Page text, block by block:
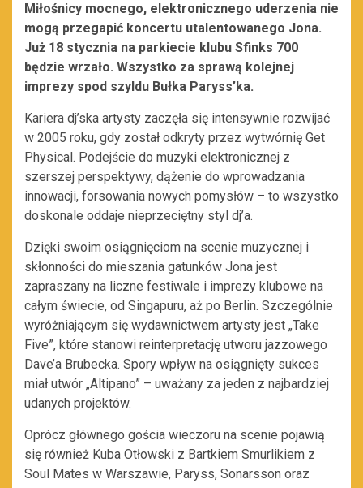
Miłośnicy mocnego, elektronicznego uderzenia nie
mogą przegapić koncertu utalentowanego Jona.
Już 18 stycznia na parkiecie klubu Sfinks 700
będzie wrzało. Wszystko za sprawą kolejnej
imprezy spod szyldu Bułka Paryss’ka.
Kariera dj’ska artysty zaczęła się intensywnie rozwijać
w 2005 roku, gdy został odkryty przez wytwórnię Get
Physical. Podejście do muzyki elektronicznej z
szerszej perspektywy, dążenie do wprowadzania
innowacji, forsowania nowych pomysłów – to wszystko
doskonale oddaje nieprzeciętny styl dj’a.
Dzięki swoim osiągnięciom na scenie muzycznej i
skłonności do mieszania gatunków Jona jest
zapraszany na liczne festiwale i imprezy klubowe na
całym świecie, od Singapuru, aż po Berlin. Szczególnie
wyróżniającym się wydawnictwem artysty jest „Take
Five”, które stanowi reinterpretację utworu jazzowego
Dave’a Brubecka. Spory wpływ na osiągnięty sukces
miał utwór „Altipano” – uważany za jeden z najbardziej
udanych projektów.
Oprócz głównego gościa wieczoru na scenie pojawią
się również Kuba Otłowski z Bartkiem Smurlikiem z
Soul Mates w Warszawie, Paryss, Sonarsson oraz